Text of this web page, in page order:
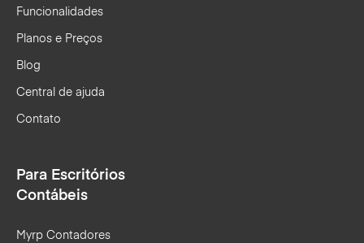
Funcionalidades
Planos e Preços
Blog
Central de ajuda
Contato
Para Escritórios
Contábeis
Myrp Contadores